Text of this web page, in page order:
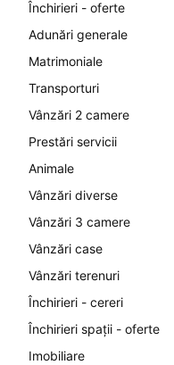
Închirieri - oferte
Adunări generale
Matrimoniale
Transporturi
Vânzări 2 camere
Prestări servicii
Animale
Vânzări diverse
Vânzări 3 camere
Vânzări case
Vânzări terenuri
Închirieri - cereri
Închirieri spații - oferte
Imobiliare